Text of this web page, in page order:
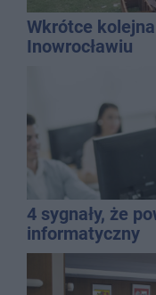
Wkrótce
Inowrocławiu
4 sygnały, że
informatyczny